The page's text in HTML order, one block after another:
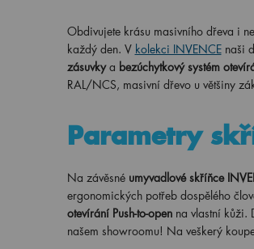
Obdivujete krásu masivního dřeva i
každý den. V kolekci INVENCE naši
zásuvky a bezúchytkový systém
RAL/NCS, masivní dřevo u většiny
Parametry
Na závěsné umyvadlové skříňce
ergonomických potřeb dospělého
otevírání Push-to-open na vlastní kůži.
našem showroomu! Na veškerý